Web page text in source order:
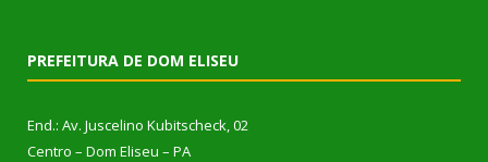
PREFEITURA DE DOM ELISEU
End.: Av. Juscelino Kubitscheck, 02
Centro – Dom Eliseu – PA